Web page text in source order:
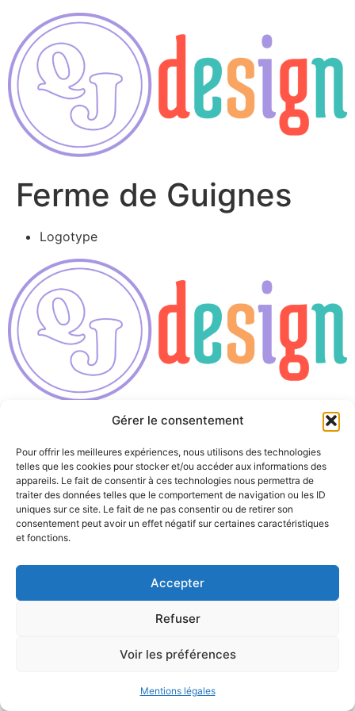
Gérer le consentement
Pour offrir les meilleures expériences, nous utilisons des technologies
telles que les cookies pour stocker et/ou accéder aux informations des
appareils. Le fait de consentir à ces technologies nous permettra de
traiter des données telles que le comportement de navigation ou les ID
uniques sur ce site. Le fait de ne pas consentir ou de retirer son
consentement peut avoir un effet négatif sur certaines caractéristiques
et fonctions.
Accepter
Refuser
Voir les préférences
Mentions légales
Ferme de Guignes
Logotype
Tous droits réservés